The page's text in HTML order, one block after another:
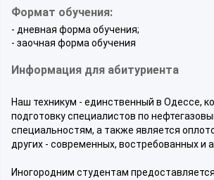
Формат обучения:
- дневная форма обучения;
- заочная форма обучения
Информация для абитуриента
Наш техникум - единственный в Одессе,
подготовку специалистов по
специальностям, а также является
других - современных, востребованных и
Иногородним студентам